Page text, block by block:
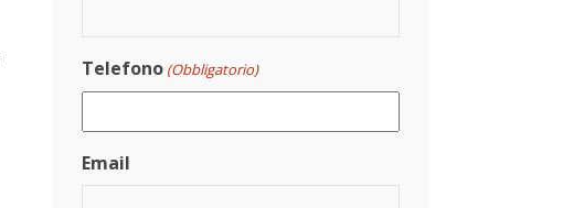
Telefono (Obbligatorio)
Email